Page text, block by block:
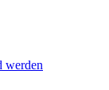
werden